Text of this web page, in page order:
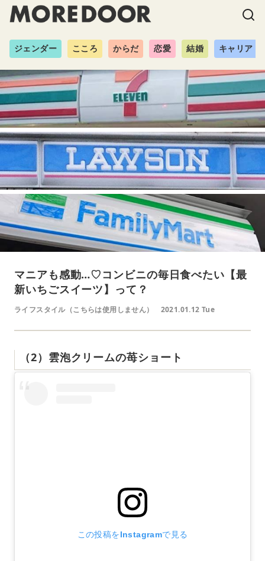
ジェンダー こころ からだ 恋愛 結婚 キャリア
マニアも感動…♡コンビニの毎日食べたい【最
新いちごスイーツ】って？
ライフスタイル（こちらは使用しません） 2021.01.12 Tue
（2）雲泡クリームの苺ショート
この投稿をInstagramで見る